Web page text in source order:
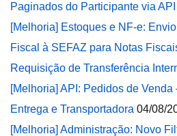
Paginados do Participante via API
[Melhoria] Estoques e NF-e:
Fiscal à SEFAZ para Notas
Requisição de Transferência
[Melhoria] API: Pedidos de
Entrega e Transportadora 04/08/
[Melhoria] Administração: Novo